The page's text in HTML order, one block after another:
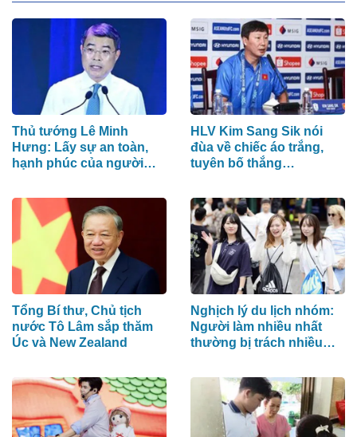
Thủ tướng Lê Minh
Hưng: Lấy sự an toàn,
hạnh phúc của người
ninh mạng
HLV Kim Sang Sik nói
đùa về chiếc áo trắng,
tuyên bố thắng
hình mạnh nhất
Tổng Bí thư, Chủ tịch
nước Tô Lâm sắp thăm
Úc và New Zealand
Nghịch lý du lịch nhóm:
Người làm nhiều nhất
thường bị trách nhiều